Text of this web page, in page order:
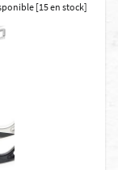
[15 en stock]